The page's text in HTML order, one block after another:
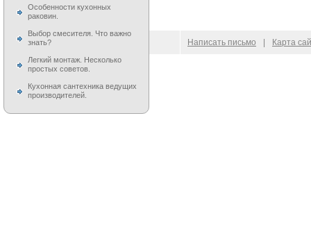
Особенности кухонных
раковин.
Выбор смесителя. Что важно
знать?
Легкий монтаж. Несколько
простых советов.
Кухонная сантехника ведущих
производителей.
© 2009–2026 Написать письмо Карта